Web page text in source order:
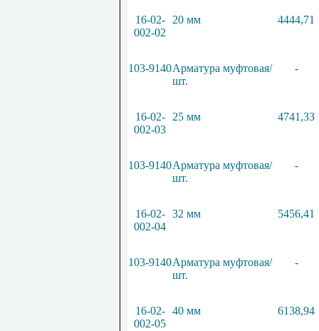
16-02-
002-02
20 мм 4444,71
103-9140Арматура муфтовая/
шт.
-
16-02-
002-03
25 мм 4741,33
103-9140Арматура муфтовая/
шт.
-
16-02-
002-04
32 мм 5456,41
103-9140Арматура муфтовая/
шт.
-
16-02-
002-05
40 мм 6138,94